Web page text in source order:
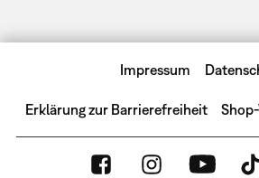
Impressum
Erklärung zur Barrierefreiheit